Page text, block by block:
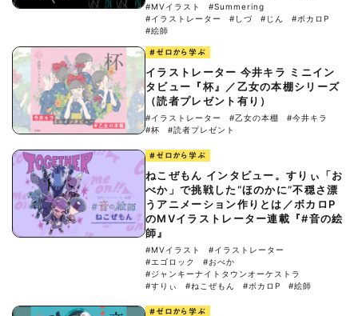
#MVイラスト
#Summering
#イラストレーター
#しづ #じん
#ボカロP
#絵師
#ゼロから学ぶ
イラストレーター 今井キラ ミニイン
タビュー『杯』／乙女の本棚シリーズ
（読者プレゼント有り）
#イラストレーター #乙女の本棚
#今井キラ
#杯
#読者プレゼント
#ゼロから学ぶ
ねこぜもん インタビュー。すりぃ「お
べか」で挑戦した“ほのかに”不穏さ漂
うアニメーション作りとは／ボカロP
のMVイラストレーター連載『#音の絵
師』
#MVイラスト
#イラストレーター
#エゴロック
#おべか
#ジャンキーナイトタウンオーケストラ
#すりぃ
#ねこぜもん #ボカロP #絵師
#ゼロから学ぶ